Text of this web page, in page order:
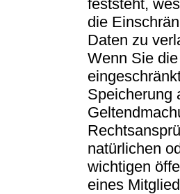
feststeht,
die
Daten zu
Wenn Sie
Speicherung
natürlichen
wichtigen
eines